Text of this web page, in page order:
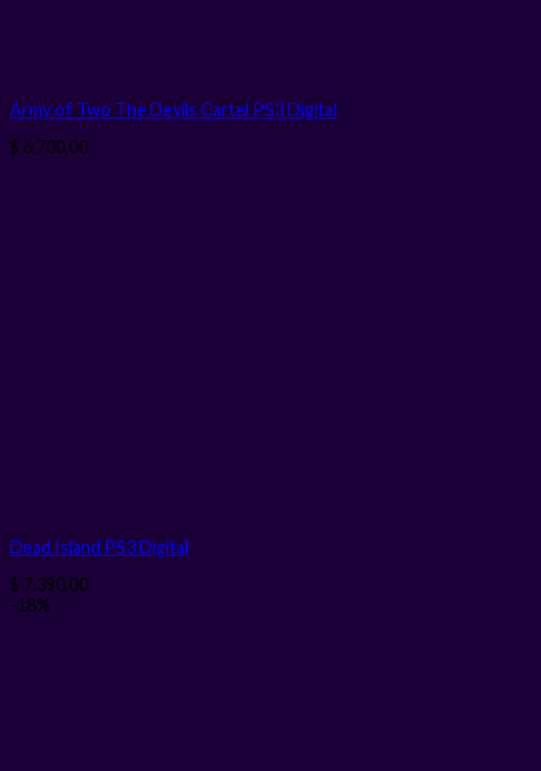
Army of Two The Devils Cartel PS3Digital
$ 6.700,00
Dead Island PS3Digital
$ 7.390,00
-18%